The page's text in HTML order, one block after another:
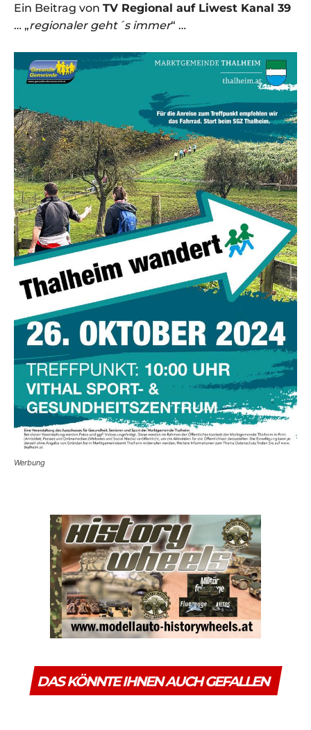
Ein Beitrag von TV Regional auf Liwest Kanal 39
… „regionaler geht´s immer“ …
Werbung
DAS KÖNNTE IHNEN AUCH GEFALLEN